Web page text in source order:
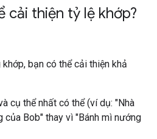
cải thiện tỷ lệ khớp?
bạn có thể cải thiện khả
cụ thể nhất có thể (ví dụ: "Nhà
của Bob" thay vì "Bánh mì nướng